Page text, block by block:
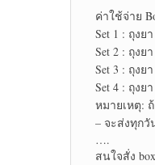
ค่าใช้จ่าย
Set 1 : ถุงย
Set 2 : ถุงย
Set 3 : ถุงย
Set 4 : ถุงย
หมายเหตุ:
– จะส่งทุก
….
สนใจสั่ง